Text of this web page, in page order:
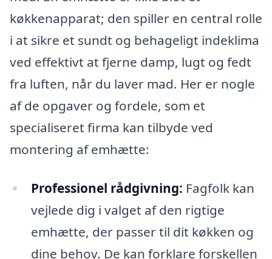
køkkenapparat; den spiller en central rolle
i at sikre et sundt og behageligt indeklima
ved effektivt at fjerne damp, lugt og fedt
fra luften, når du laver mad. Her er nogle
af de opgaver og fordele, som et
specialiseret firma kan tilbyde ved
montering af emhætte:
Professionel rådgivning: Fagfolk kan
vejlede dig i valget af den rigtige
emhætte, der passer til dit køkken og
dine behov. De kan forklare forskellen